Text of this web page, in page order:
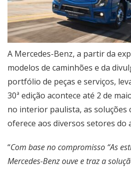
A Mercedes-Benz, a partir da
modelos de caminhões e da
portfólio de peças e serviços,
30ª edição acontece até 2 de
no interior paulista, as soluções
oferece aos diversos setores do
“Com base no compromisso “As
Mercedes-Benz ouve e traz a